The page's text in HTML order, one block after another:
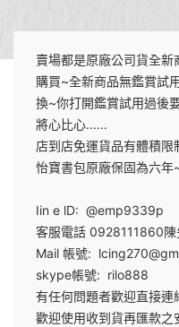
賣場都是原廠公司貨全
購買~全新商品無鑑賞試
換~你打開鑑賞試用過後
將心比心......
店到店免運貨品有體積限
怡寶書包原廠保固為六年
Iin e lD: @emp9339p
客服電話 0928111860陳
Mail 帳號:
skype帳號: rilo888
有任何問題者歡迎直接
歡迎使用收到貨再匯款